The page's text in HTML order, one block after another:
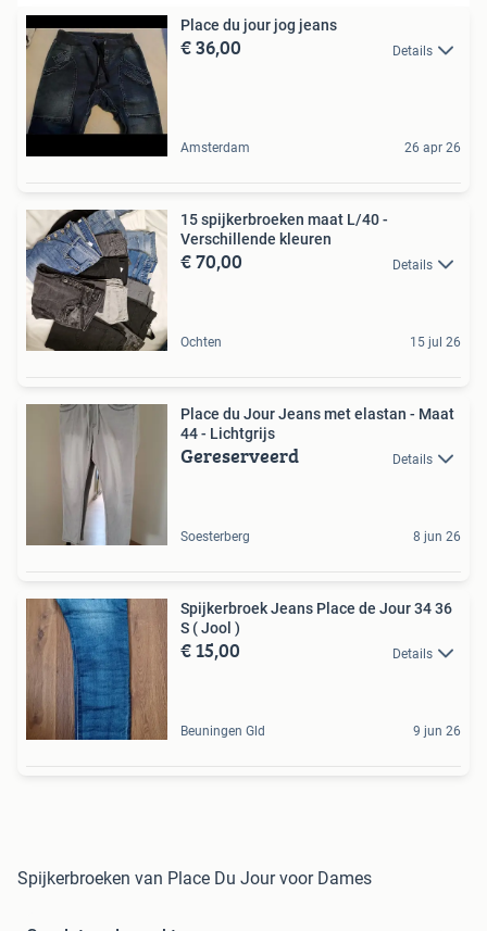
Place du jour jog jeans
€ 36,00 Details
Amsterdam 26 apr 26
15 spijkerbroeken maat L/40 -
Verschillende kleuren
€ 70,00 Details
Ochten 15 jul 26
Place du Jour Jeans met elastan - Maat
44 - Lichtgrijs
Gereserveerd Details
Soesterberg 8 jun 26
Spijkerbroek Jeans Place de Jour 34 36
S ( Jool )
€ 15,00 Details
Beuningen Gld 9 jun 26
Spijkerbroeken van Place Du Jour voor Dames